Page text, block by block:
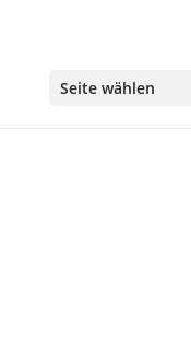
Seite wählen